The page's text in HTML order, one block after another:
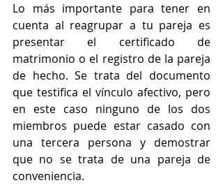
Lo más importante para tener en
cuenta al reagrupar a tu pareja es
presentar el certificado de
matrimonio o el registro de la pareja
de hecho. Se trata del documento
que testifica el vínculo afectivo, pero
en este caso ninguno de los dos
miembros puede estar casado con
una tercera persona y demostrar
que no se trata de una pareja de
conveniencia.